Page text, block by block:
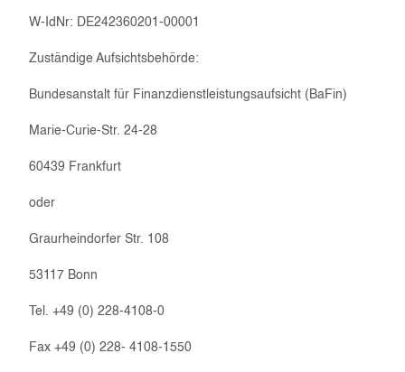
W-IdNr: DE242360201-00001
Zuständige Aufsichtsbehörde:
Bundesanstalt für Finanzdienstleistungsaufsicht (BaFin)
Marie-Curie-Str. 24-28
60439 Frankfurt
oder
Graurheindorfer Str. 108
53117 Bonn
Tel. +49 (0) 228-4108-0
Fax +49 (0) 228- 4108-1550